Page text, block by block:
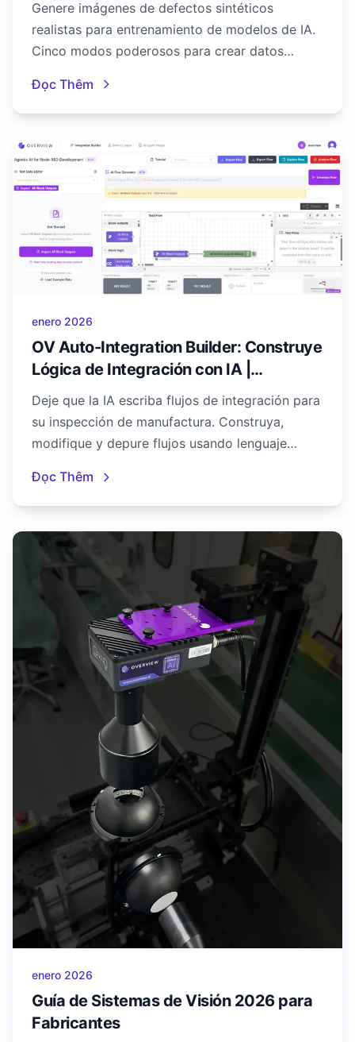
Genere imágenes de defectos sintéticos
realistas para entrenamiento de modelos de IA.
Cinco modos poderosos para crear datos
Đọc Thêm
enero 2026
OV Auto-Integration Builder: Construye
Lógica de Integración con IA |
Overview AI
Deje que la IA escriba flujos de integración para
su inspección de manufactura. Construya,
modifique y depure flujos usando lenguaje
Đọc Thêm
enero 2026
Guía de Sistemas de Visión 2026 para
Fabricantes